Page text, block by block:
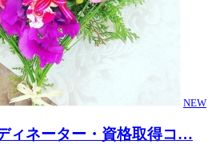
NEW
ィネーター・資格取得コ…